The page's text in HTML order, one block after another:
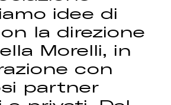
idee di
la direzione
Morelli, in
con
partner